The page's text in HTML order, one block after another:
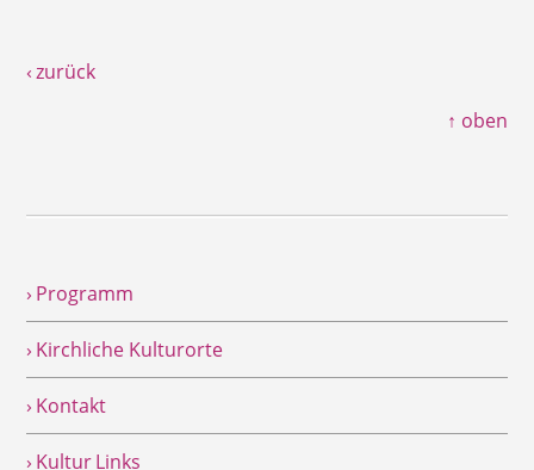
‹ zurück
↑ oben
› Programm
› Kirchliche Kulturorte
› Kontakt
› Kultur Links